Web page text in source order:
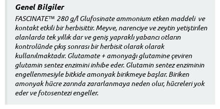
Genel Bilgiler
FASCINATE™ 280 g/l Glufosinate ammonium etken maddeli ve
kontakt etkili bir herbisittir. Meyve, narenciye ve zeytin yetiştirilen
alanlarda tek yıllık dar ve geniş yapraklı yabancı otların
kontrolünde çıkış sonrası bir herbisit olarak olarak
kullanılmaktadır. Glutamate + amonyağı glutamine çeviren
glutamin sentez enzimini inhibe eder. Glutamin sentez enziminin
engellenmesiyle bitkide amonyak birikmeye başlar. Biriken
amonyak hücre zarında zararlanmaya neden olur, hücreleri yok
eder ve fotosentezi engeller.